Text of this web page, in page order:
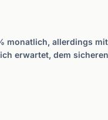
monatlich, allerdings
erwartet, dem